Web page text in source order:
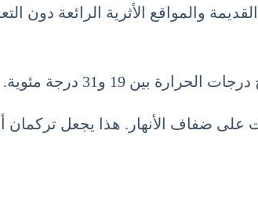
والمواقع الأثرية الرائعة دون
بين 19 و31 درجة مئوية.
على ضفاف الأنهار. هذا يجعل تركمان